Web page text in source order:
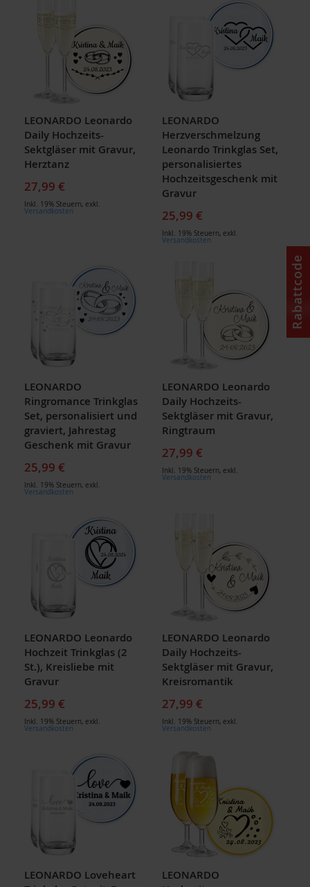
LEONARDO Leonardo
Daily Hochzeits-
Sektgläser mit Gravur,
Herztanz
27,99 €
Inkl. 19% Steuern, exkl.
Versandkosten
LEONARDO
Herzverschmelzung
Leonardo Trinkglas Set,
personalisiertes
Hochzeitsgeschenk mit
Gravur
25,99 €
Inkl. 19% Steuern, exkl.
Versandkosten
LEONARDO
Ringromance Trinkglas
Set, personalisiert und
graviert, Jahrestag
Geschenk mit Gravur
25,99 €
Inkl. 19% Steuern, exkl.
Versandkosten
LEONARDO Leonardo
Daily Hochzeits-
Sektgläser mit Gravur,
Ringtraum
27,99 €
Inkl. 19% Steuern, exkl.
Versandkosten
LEONARDO Leonardo
Hochzeit Trinkglas (2
St.), Kreisliebe mit
Gravur
25,99 €
Inkl. 19% Steuern, exkl.
Versandkosten
LEONARDO Leonardo
Daily Hochzeits-
Sektgläser mit Gravur,
Kreisromantik
27,99 €
Inkl. 19% Steuern, exkl.
Versandkosten
LEONARDO Loveheart
LEONARDO
Rabattcode